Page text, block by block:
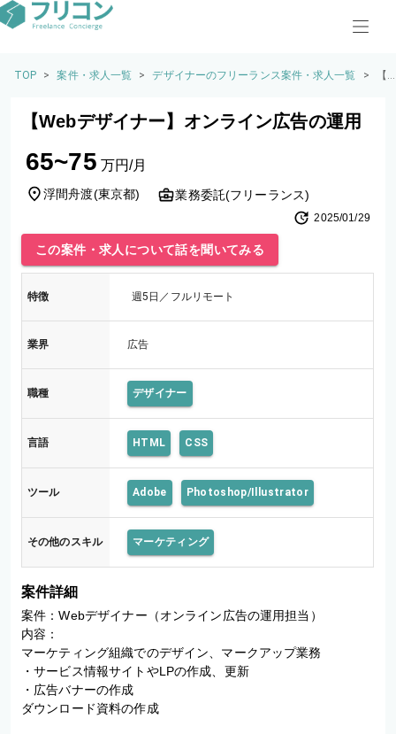
TOP > 案件・求人一覧 > デザイナーのフリーランス案件・求人一覧 >
【W
【Webデザイナー】オンライン広告の運用
65~75 万円/月
浮間舟渡(東京都) 業務委託(フリーランス)
2025/01/29
この案件・求人について話を聞いてみる
特徴 週5日／フルリモート
業界 広告
職種 デザイナー
言語 HTML CSS
ツール Adobe Photoshop/Illustrator
その他のスキル マーケティング
案件詳細
案件：Webデザイナー（オンライン広告の運用担当）
内容：
マーケティング組織でのデザイン、マークアップ業務
・サービス情報サイトやLPの作成、更新
・広告バナーの作成
ダウンロード資料の作成